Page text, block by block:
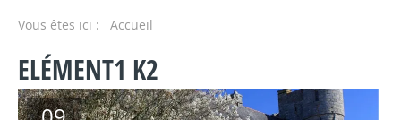
Vous êtes ici : Accueil
ELÉMENT1 K2